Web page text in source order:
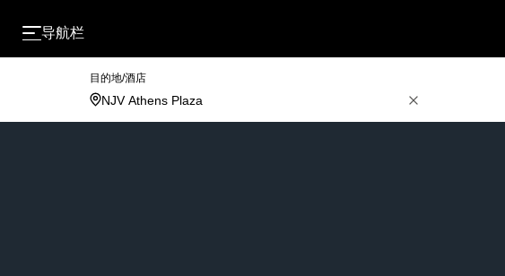
导航栏
目的地/酒店